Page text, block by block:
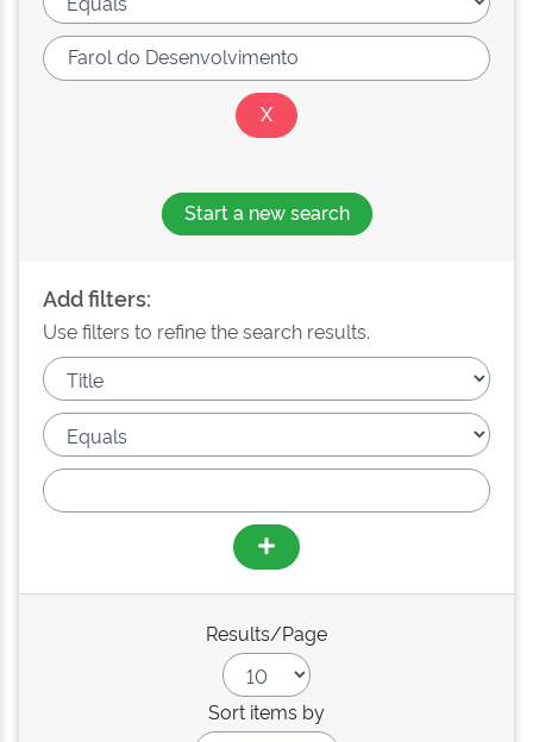
Start a new search
Add filters:
Use filters to refine the search results.
Results/Page
Sort items by